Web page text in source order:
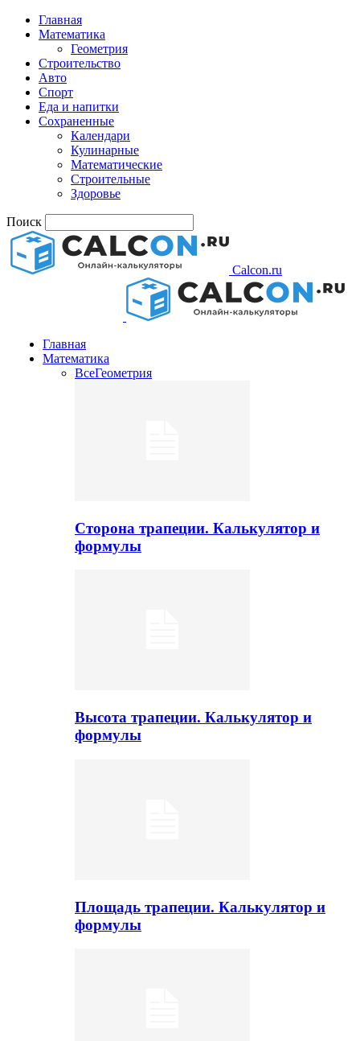
Главная
Математика
Геометрия
Строительство
Авто
Спорт
Еда и напитки
Сохраненные
Календари
Кулинарные
Математические
Строительные
Здоровье
Поиск
Calcon.ru
Главная
Математика
ВсеГеометрия
Сторона трапеции. Калькулятор и
формулы
Высота трапеции. Калькулятор и
формулы
Площадь трапеции. Калькулятор и
формулы